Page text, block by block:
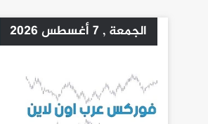
الجمعة , 7 أغسطس 2026